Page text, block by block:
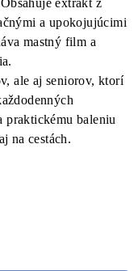
a upokojujúcimi
mastný film a
ale aj seniorov, ktorí
praktickému baleniu
na cestách.